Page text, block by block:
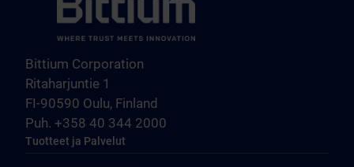
Bittium Corporation
Ritaharjuntie 1
FI-90590 Oulu, Finland
Puh. +358 40 344 2000
Tuotteet ja Palvelut